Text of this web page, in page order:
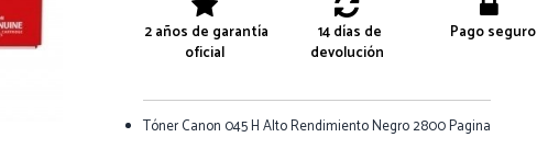
2 años de garantía
oficial
14 días de
devolución
Pago seguro
Tóner Canon 045 H Alto Rendimiento Negro 2800 Pagina